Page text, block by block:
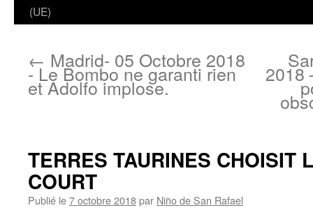
(UE)
← Madrid- 05 Octobre 2018
- Le Bombo ne garanti rien
et Adolfo implose.
2018
TERRES TAURINES CHOISIT
COURT
Publié le7 octobre 2018par Niño de San Rafael